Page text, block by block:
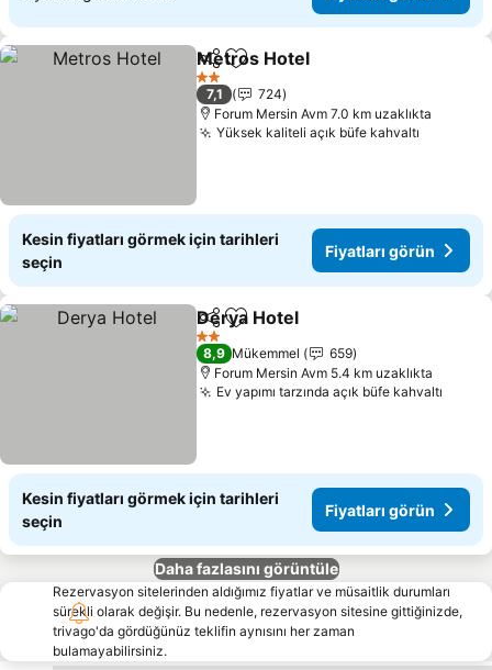
PaylaşFavorilerime ekle
Metros Hotel
2 Yıldız
7,1
724
Forum Mersin Avm 7.0 km uzaklıkta
Yüksek kaliteli açık büfe kahvaltı
Kesin fiyatları görmek için tarihleri
seçin
Fiyatları görün
PaylaşFavorilerime ekle
Derya Hotel
2 Yıldız
8,9 Mükemmel
659
Forum Mersin Avm 5.4 km uzaklıkta
Ev yapımı tarzında açık büfe kahvaltı
Kesin fiyatları görmek için tarihleri
seçin
Fiyatları görün
Daha fazlasını görüntüle
Rezervasyon sitelerinden aldığımız fiyatlar ve müsaitlik durumları
sürekli olarak değişir. Bu nedenle, rezervasyon sitesine gittiğinizde,
trivago'da gördüğünüz teklifin aynısını her zaman
bulamayabilirsiniz.